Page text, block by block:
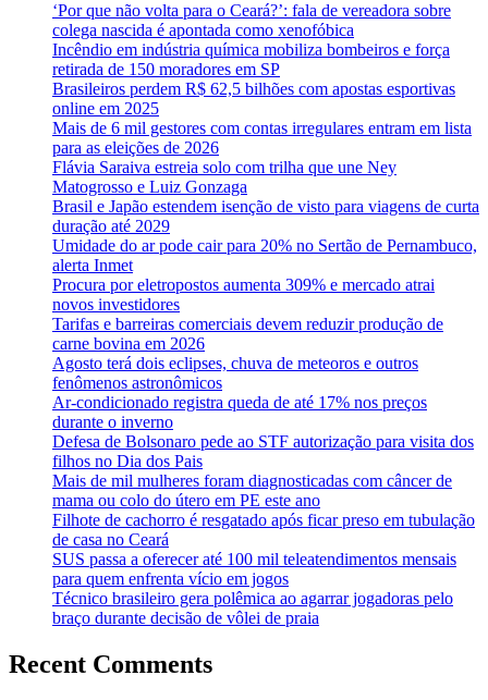
‘Por que não volta para o Ceará?’: fala de vereadora sobre
colega nascida é apontada como xenofóbica
Incêndio em indústria química mobiliza bombeiros e força
retirada de 150 moradores em SP
Brasileiros perdem R$ 62,5 bilhões com apostas esportivas
online em 2025
Mais de 6 mil gestores com contas irregulares entram em lista
para as eleições de 2026
Flávia Saraiva estreia solo com trilha que une Ney
Matogrosso e Luiz Gonzaga
Brasil e Japão estendem isenção de visto para viagens de curta
duração até 2029
Umidade do ar pode cair para 20% no Sertão de Pernambuco,
alerta Inmet
Procura por eletropostos aumenta 309% e mercado atrai
novos investidores
Tarifas e barreiras comerciais devem reduzir produção de
carne bovina em 2026
Agosto terá dois eclipses, chuva de meteoros e outros
fenômenos astronômicos
Ar-condicionado registra queda de até 17% nos preços
durante o inverno
Defesa de Bolsonaro pede ao STF autorização para visita dos
filhos no Dia dos Pais
Mais de mil mulheres foram diagnosticadas com câncer de
mama ou colo do útero em PE este ano
Filhote de cachorro é resgatado após ficar preso em tubulação
de casa no Ceará
SUS passa a oferecer até 100 mil teleatendimentos mensais
para quem enfrenta vício em jogos
Técnico brasileiro gera polêmica ao agarrar jogadoras pelo
braço durante decisão de vôlei de praia
Recent Comments